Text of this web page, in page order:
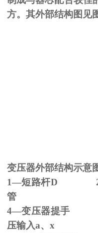
方。其外部结构图见
变压器外部结构示意
1—短路杆D
管
4—变压器提手
压输入a、 x